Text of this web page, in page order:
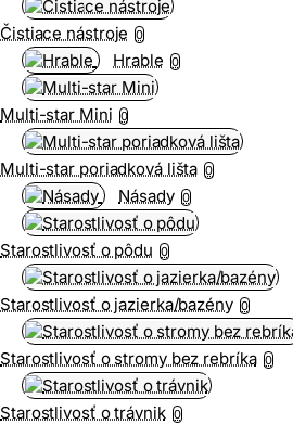
Čistiace nástroje 0
Hrable 0
Multi-star Mini 0
Multi-star poriadková lišta 0
Násady 0
Starostlivosť o pôdu 0
Starostlivosť o jazierka/bazény 0
Starostlivosť o stromy bez rebríka 0
Starostlivosť o trávnik 0